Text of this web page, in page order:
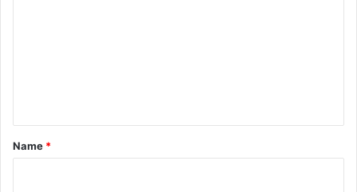
*
Name *